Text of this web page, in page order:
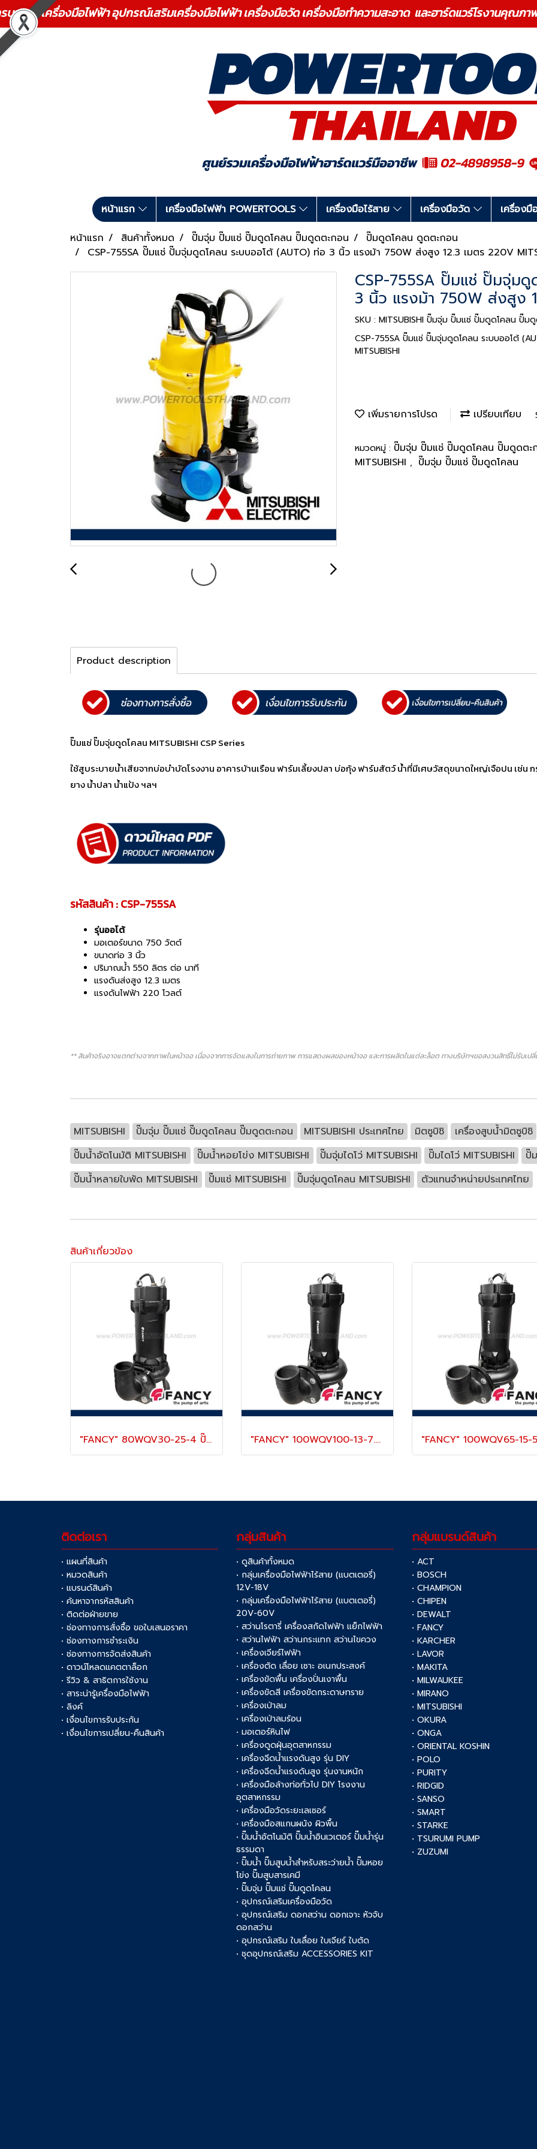
บวงจร เครื่องมือไฟฟ้า อุปกรณ์เสริมเครื่องมือไฟฟ้า เครื่องมือวัด เครื่องมือทำความสะอาด และฮาร์ดแวร์โรงานคุณภา
หน้าแรก เครื่องมือไฟฟ้า POWERTOOLS เครื่องมือไร้สาย เครื่องมือวัด เครื่องมื
หน้าแรก
สินค้าทั้งหมด ปั๊มจุ่ม ปั๊มแช่ ปั๊มดูดโคลน ปั๊มดูดตะกอน
ปั๊มดูดโคลน ดูดตะกอน
CSP-755SA ปั๊มแช่ ปั๊มจุ่มดูดโคลน ระบบออโต้ (AUTO) ท่อ 3 นิ้ว แรงม้า 750W ส่งสูง 12.3 เมตร 220V
CSP-755SA ปั๊มแช่ ปั๊มจุ่มดู
3 นิ้ว แรงม้า 750W ส่งสูง
SKU : MITSUBISHI ปั๊มจุ่ม ปั๊มแช่ ปั๊มดูดโคลน ปั๊ม
CSP-755SA ปั๊มแช่ ปั๊มจุ่มดูดโคลน ระบบออโต้
MITSUBISHI
เพิ่มรายการโปรด เปรียบเทียบ
หมวดหมู่ : ปั๊มจุ่ม ปั๊มแช่ ปั๊มดูดโคลน ปั๊มดูดตะ
MITSUBISHI , ปั๊มจุ่ม ปั๊มแช่ ปั๊มดูดโคลน
Product description
ปั๊มแช่ ปั๊มจุ่มดูดโคลน MITSUBISHI CSP Series
ใช้สูบระบายน้ำเสียจากบ่อบำบัดโรงงาน อาคารบ้านเรือน ฟาร์มเลี้ยงปลา บ่อกุ้ง ฟาร์มสัตว์ น้ำที่มีเศษวัสดุขนาดใหญ่เจือปน เช่น
ยาง น้ำปลา น้ำแป้ง ฯลฯ
รหัสสินค้า : CSP-755SA
รุ่นออโต้
มอเตอร์ขนาด 750 วัตต์
ขนาดท่อ 3 นิ้ว
ปริมาณนํ้า 550 ลิตร ต่อ นาที
แรงดันส่งสูง 12.3 เมตร
แรงดันไฟฟ้า 220 โวลต์
** สินค้าจริงอาจแตกต่างจากภาพในหน้าจอ เนื่องจากการจัดแสงในการถ่ายภาพ การแสดงผลของหน้าจอ และการผลิตในแต่ละล็อต ทางบริษัทฯขอสงวนสิทธิ์ไม่รับเป
MITSUBISHI ปั๊มจุ่ม ปั๊มแช่ ปั๊มดูดโคลน ปั๊มดูดตะกอน MITSUBISHI ประเทศไทย มิตซูบิชิ เครื่องสูบน้ำมิตซูบิชิ
ปั๊มน้ำอัตโนมัติ MITSUBISHI
ปั๊มน้ำหอยโข่ง MITSUBISHI ปั๊มจุ่มไดโว่ MITSUBISHI ปั๊มไดโว่ MITSUBISHI
ปั๊
ปั๊มน้ำหลายใบพัด MITSUBISHI
ปั๊มแช่ MITSUBISHI ปั๊มจุ่มดูดโคลน MITSUBISHI ตัวแทนจำหน่ายประเทศไทย
สินค้าเกี่ยวข้อง
"FANCY" 80WQV30-25-4 ปั๊มแช่ดูดโคลน 3 นิ้ว กระแสไฟ 4.0 KW/ 5.5 แรง (380V) ส่งสูง 25 เมตร ใบพัดตัดเหล็ก 48HR "FANCY" 100WQV100-13-7.5 ปั๊มแช่ดูดโคลน 4 นิ้ว กระแสไฟ 7.5 KW/ 10 แรง (380V) ส่งสูง 13 เมตร ใบพัดตัดเหล็ก 48HR
ติดต่อเรา
• แผนที่สินค้า
• หมวดสินค้า
• แบรนด์สินค้า
• ค้นหาจากรหัสสินค้า
• ติดต่อฝ่ายขาย
• ช่องทางการสั่งซื้อ ขอใบเสนอราคา
• ช่องทางการชำระเงิน
• ช่องทางการจัดส่งสินค้า
• ดาวน์โหลดแคตตาล็อก
• รีวิว & สาธิตการใช้งาน
• สาระน่ารู้เครื่องมือไฟฟ้า
• ลิงค์
• เงื่อนไขการรับประกัน
• เงื่อนไขการเปลี่ยน-คืนสินค้า
กลุ่มสินค้า
• ดูสินค้าทั้งหมด
• กลุ่มเครื่องมือไฟฟ้าไร้สาย (แบตเตอรี่)
12V-18V
• กลุ่มเครื่องมือไฟฟ้าไร้สาย (แบตเตอรี่)
20V-60V
• สว่านโรตารี่ เครื่องสกัดไฟฟ้า แย็กไฟฟ้า
• สว่านไฟฟ้า สว่านกระแทก สว่านไขควง
• เครื่องเจียร์ไฟฟ้า
• เครื่องตัด เลื่อย เซาะ อเนกประสงค์
• เครื่องขัดพื้น เครื่องปั่นเงาพื้น
• เครื่องขัดสี เครื่องขัดกระดาษทราย
• เครื่องเป่าลม
• เครื่องเป่าลมร้อน
• มอเตอร์หินไฟ
• เครื่องดูดฝุ่นอุตสาหกรรม
• เครื่องฉีดน้ำแรงดันสูง รุ่น DIY
• เครื่องฉีดน้ำแรงดันสูง รุ่นงานหนัก
• เครื่องมือล้างท่อทั่วไป DIY โรงงาน
อุตสาหกรรม
• เครื่องมือวัดระยะเลเซอร์
• เครื่องมือสแกนผนัง ผิวพื้น
• ปั๊มน้ำอัตโนมัติ ปั๊มน้ำอินเวเตอร์ ปั๊มน้ำรุ่น
ธรรมดา
• ปั๊มน้ำ ปั๊มสูบน้ำสำหรับสระว่ายน้ำ ปั๊มหอย
โข่ง ปั๊มสูบสารเคมี
• ปั๊มจุ่ม ปั๊มแช่ ปั๊มดูดโคลน
• อุปกรณ์เสริมเครื่องมือวัด
• อุปกรณ์เสริม ดอกสว่าน ดอกเจาะ หัวจับ
ดอกสว่าน
• อุปกรณ์เสริม ใบเลื่อย ใบเจียร์ ใบตัด
• ชุดอุปกรณ์เสริม ACCESSORIES KIT
กลุ่มแบรนด์สินค้า
• ACT
• BOSCH
• CHAMPION
• CHIPEN
• DEWALT
• FANCY
• KARCHER
• LAVOR
• MAKITA
• MILWAUKEE
• MIRANO
• MITSUBISHI
• OKURA
• ONGA
• ORIENTAL KOSHIN
• POLO
• PURITY
• RIDGID
• SANSO
• SMART
• STARKE
• TSURUMI PUMP
• ZUZUMI